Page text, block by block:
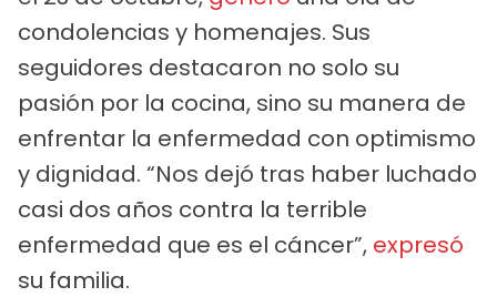
condolencias y homenajes. Sus
seguidores destacaron no solo su
pasión por la cocina, sino su manera de
enfrentar la enfermedad con optimismo
y dignidad. “Nos dejó tras haber luchado
casi dos años contra la terrible
enfermedad que es el cáncer”, expresó
su familia.